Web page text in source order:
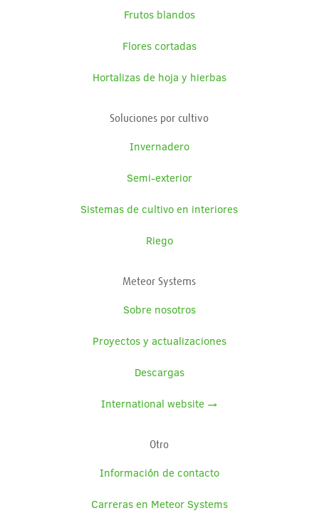
Frutos blandos
Flores cortadas
Hortalizas de hoja y hierbas
Soluciones por cultivo
Invernadero
Semi-exterior
Sistemas de cultivo en interiores
Riego
Meteor Systems
Sobre nosotros
Proyectos y actualizaciones
Descargas
International website →
Otro
Información de contacto
Carreras en Meteor Systems